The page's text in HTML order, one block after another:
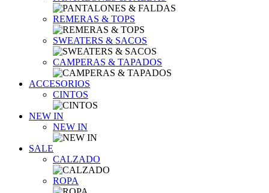
REMERAS & TOPS
SWEATERS & SACOS
CAMPERAS & TAPADOS
ACCESORIOS
CINTOS
NEW IN
NEW IN
SALE
CALZADO
ROPA